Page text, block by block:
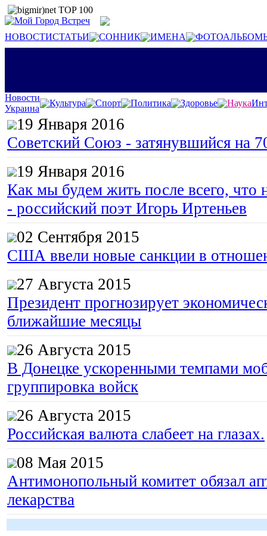
НОВОСТИСТАТЬИ СОННИК ИМЕНА
Новости
Украина
Культура Спорт Политика Здоровье Наука
19 Января 2016
Советский Союз - затянувшийся на
19 Января 2016
Как мы будем жить после всего, что
- российский поэт Игорь Иртеньев
02 Сентября 2015
США ввели новые санкции в
27 Августа 2015
Президент прогнозирует
ближайшие месяцы
26 Августа 2015
В Донецке ускоренными темпами
группировка войск
26 Августа 2015
Российская валюта слабеет на глазах.
08 Мая 2015
Антимонопольный комитет обязал
лекарства